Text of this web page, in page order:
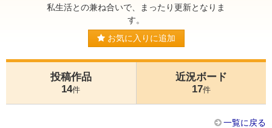
私生活との兼ね合いで、まったり更新となりま
す。
お気に入りに追加
投稿作品
14件
近況ボード
17件
一覧に戻る